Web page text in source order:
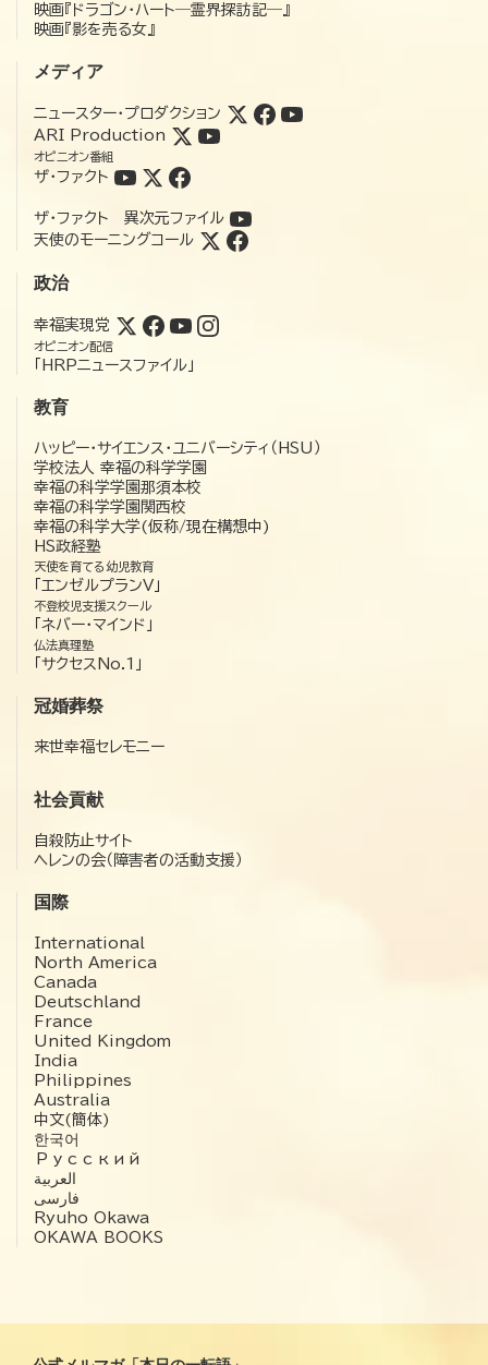
映画『ドラゴン・ハート―霊界探訪記―』
映画『影を売る女』
メディア
ニュースター・プロダクション
ARI Production
オピニオン番組
ザ・ファクト
ザ・ファクト 異次元ファイル
天使のモーニングコール
政治
幸福実現党
オピニオン配信
「HRPニュースファイル」
教育
ハッピー・サイエンス・ユニバーシティ（HSU）
学校法人 幸福の科学学園
幸福の科学学園那須本校
幸福の科学学園関西校
幸福の科学大学(仮称/現在構想中)
HS政経塾
天使を育てる幼児教育
「エンゼルプランV」
不登校児支援スクール
「ネバー・マインド」
仏法真理塾
「サクセスNo.1」
冠婚葬祭
来世幸福セレモニー
社会貢献
自殺防止サイト
ヘレンの会（障害者の活動支援）
国際
International
North America
Canada
Deutschland
France
United Kingdom
India
Philippines
Australia
中文(簡体)
한국어
Русский
العربية‏
فارسی
Ryuho Okawa
OKAWA BOOKS